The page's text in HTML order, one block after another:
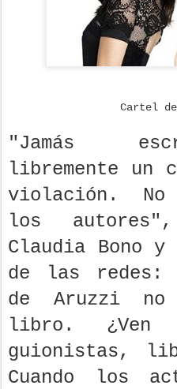
Cartel
"Jamás
libremente un
violación.
los
Claudia Bono
de las redes:
de Aruzzi
libro. ¿Ven
guionistas,
Cuando los